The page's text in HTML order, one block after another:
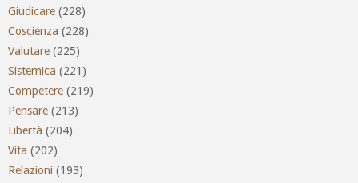
Giudicare (228)
Coscienza (228)
Valutare (225)
Sistemica (221)
Competere (219)
Pensare (213)
Libertà (204)
Vita (202)
Relazioni (193)